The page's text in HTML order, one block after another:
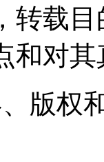
转载
和对
版权